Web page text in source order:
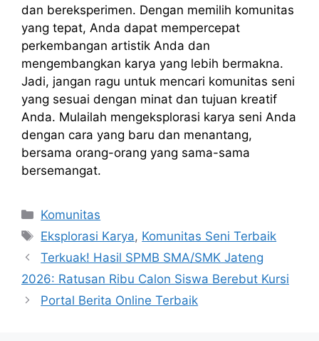
dan bereksperimen. Dengan memilih komunitas
yang tepat, Anda dapat mempercepat
perkembangan artistik Anda dan
mengembangkan karya yang lebih bermakna.
Jadi, jangan ragu untuk mencari komunitas seni
yang sesuai dengan minat dan tujuan kreatif
Anda. Mulailah mengeksplorasi karya seni Anda
dengan cara yang baru dan menantang,
bersama orang-orang yang sama-sama
bersemangat.
Kategori
Komunitas
Tag
Eksplorasi Karya, Komunitas Seni Terbaik
Terkuak! Hasil SPMB SMA/SMK Jateng
2026: Ratusan Ribu Calon Siswa Berebut Kursi
Portal Berita Online Terbaik